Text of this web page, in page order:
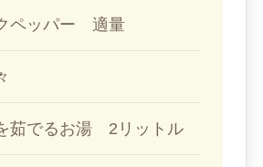
ペッパー 適量
茹でるお湯 2リットル